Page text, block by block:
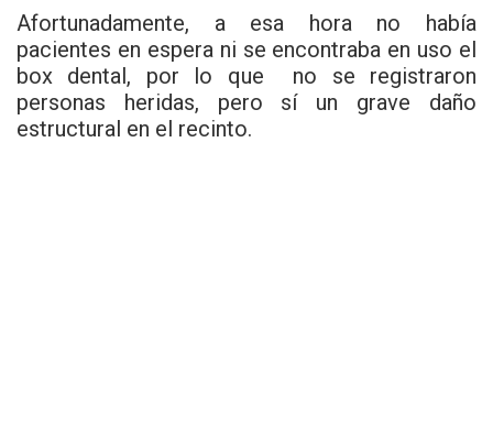
Afortunadamente, a esa hora no había
pacientes en espera ni se encontraba en uso el
box dental, por lo que no se registraron
personas heridas, pero sí un grave daño
estructural en el recinto.